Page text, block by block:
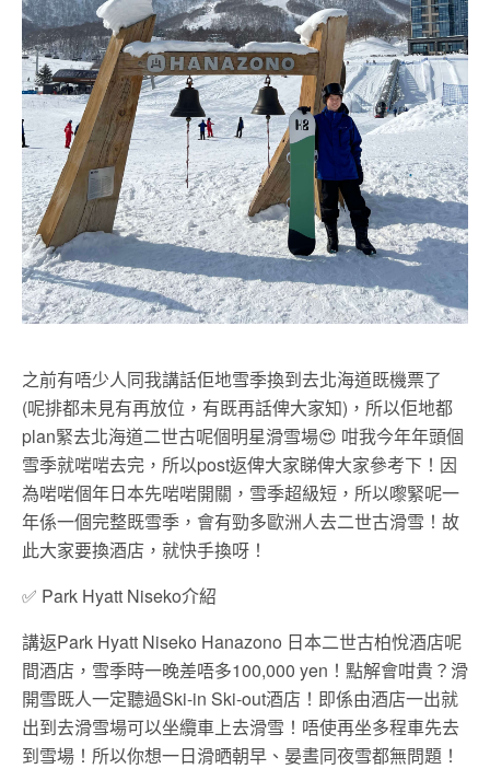
之前有唔少人同我講話佢地雪季換到去北海道既機票了
(呢排都未見有再放位，有既再話俾大家知)，所以佢地都
plan緊去北海道二世古呢個明星滑雪場😍 咁我今年年頭個
雪季就啱啱去完，所以post返俾大家睇俾大家參考下！因
為啱啱個年日本先啱啱開關，雪季超級短，所以嚟緊呢一
年係一個完整既雪季，會有勁多歐洲人去二世古滑雪！故
此大家要換酒店，就快手換呀！
✅ Park Hyatt Niseko介紹
講返Park Hyatt Niseko Hanazono 日本二世古柏悅酒店呢
間酒店，雪季時一晚差唔多100,000 yen！點解會咁貴？滑
開雪既人一定聽過Ski-in Ski-out酒店！即係由酒店一出就
出到去滑雪場可以坐纜車上去滑雪！唔使再坐多程車先去
到雪場！所以你想一日滑晒朝早、晏晝同夜雪都無問題！